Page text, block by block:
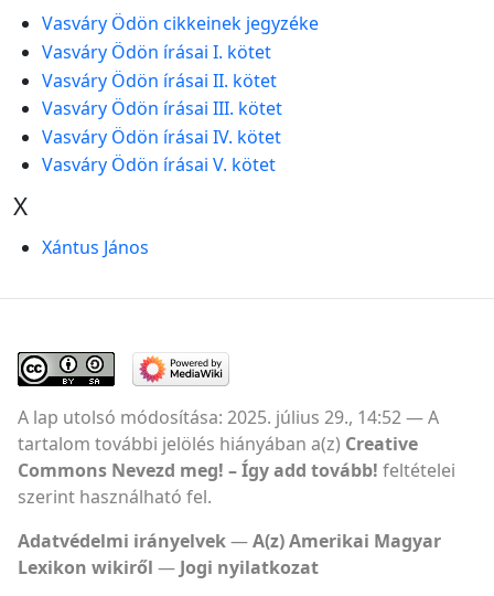
Vasváry Ödön cikkeinek jegyzéke
Vasváry Ödön írásai I. kötet
Vasváry Ödön írásai II. kötet
Vasváry Ödön írásai III. kötet
Vasváry Ödön írásai IV. kötet
Vasváry Ödön írásai V. kötet
X
Xántus János
A lap utolsó módosítása: 2025. július 29., 14:52
A
tartalom további jelölés hiányában a(z) Creative
Commons Nevezd meg! – Így add tovább! feltételei
szerint használható fel.
Adatvédelmi irányelvek
A(z) Amerikai Magyar
Lexikon wikiről
Jogi nyilatkozat